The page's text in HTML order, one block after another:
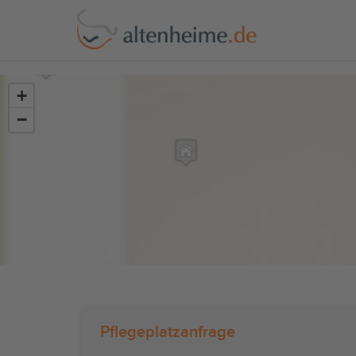
+
−
Pflegeplatzanfrage